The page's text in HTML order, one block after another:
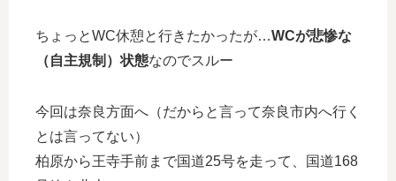
ちょっとWC休憩と行きたかったが…WCが悲惨な
（自主規制）状態なのでスルー
今回は奈良方面へ（だからと言って奈良市内へ行く
とは言ってない）
柏原から王寺手前まで国道25号を走って、国道168